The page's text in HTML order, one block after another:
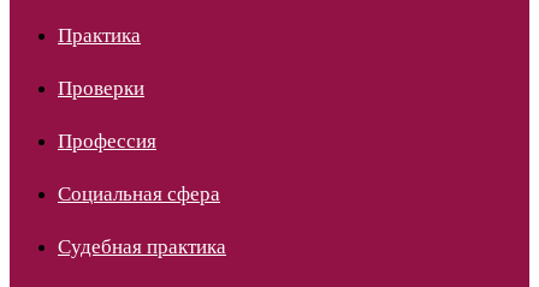
Практика
Проверки
Профессия
Социальная сфера
Судебная практика